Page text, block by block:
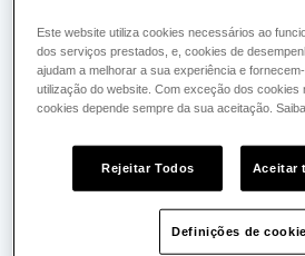
Áreas da Estrutura Ecológica
Este website utiliza cookies necessários ao
dos serviços prestados, e, cookies de
ajudam a melhorar a sua experiência e
utilização do website. Com exceção dos cookies
cookies depende sempre da sua aceitação.
Rejeitar Todos Aceitar
Definições de